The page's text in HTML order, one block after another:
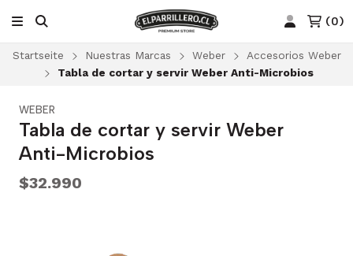
(0)
Startseite Nuestras Marcas Weber
Accesorios Weber
Tabla de cortar y servir Weber Anti-Microbios
WEBER
Tabla de cortar y servir Weber
Anti-Microbios
$32.990